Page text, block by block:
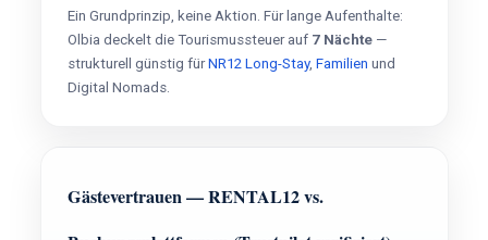
Ein Grundprinzip, keine Aktion. Für lange Aufenthalte:
Olbia deckelt die Tourismussteuer auf 7 Nächte—
strukturell günstig fürNR12 Long-Stay, Familien und
Digital Nomads.
Gästevertrauen — RENTAL12 vs.